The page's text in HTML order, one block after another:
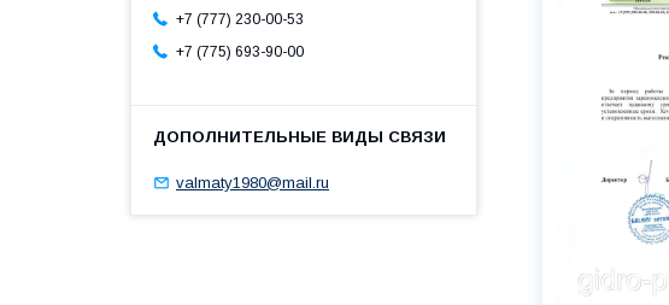
+7 (777) 230-00-53
+7 (775) 693-90-00
valmaty1980@mail.ru